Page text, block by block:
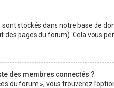
stockés dans notre base de
des pages du forum). Cela vous
des membres connectés ?
du forum », vous trouverez